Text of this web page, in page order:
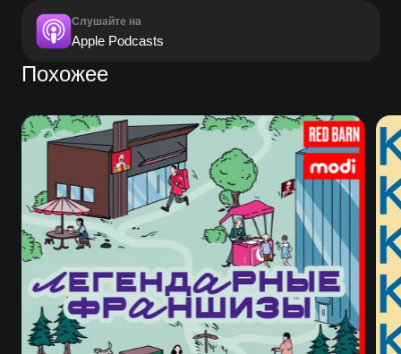
Слушайте на
Apple Podcasts
Похожее